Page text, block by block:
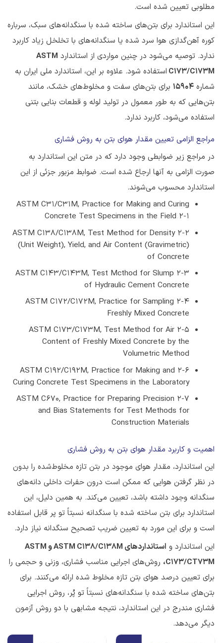
مطلوبی تعیین شده است.
این استاندارد برای بتن‌های ساخته شده با سنگدانه‌های سبک، سرباره
کوره آهن‌گدازی هوا سرد شده یا سنگدانه‌های با تخلخل زیاد کاربرد
ندارد. توصیه می‌شود در چنین مواردی از استاندارد ASTM
C173/C173M استفاده شود. علاوه بر این، استاندارد ملی ایران به
شماره 15904 برای بتن‌های سفت و مخلوط‌های خشک، مانند
بتن‌هایی که به طور معمول در تولید لوله و قطعات بنایی بتنی
استفاده می‌شود، کاربرد ندارد.
مراجع الزامی تعیین مقدار هوای بتن به روش فشاری
در مراجع زیر ضوابطی وجود دارد که در متن این استاندارد به
صورت الزامی به آنها ارجاع شده است. ضوابط مزبور جزئی از این
استاندارد محسوب می‌شوند.
ASTM C31/C31M, Practice for Making and Curing
Concrete Test Specimens in the Field 2-1
2-2 ASTM C138/C138M, Test Method for Density
(Unit Weight), Yield, and Air Content (Gravimetric)
of Concrete
2-3 ASTM C143/C143M, Test Mcthod for Slump
of Hydraulic Cement Concrete
2-4 ASTM C172/C172M, Practice for Sampling
Freshly Mixed Concrete
2-5 ASTM C173/C173M, Test Method for Air
Content of Freshly Mixed Concrete by the
Volumetric Method
2-6 ASTM C192/C192M, Practice for Making and
Curing Concrete Test Specimens in the Laboratory
2-7 ASTM C670, Practice for Preparing Precision
and Bias Statements for Test Methods for
Construction Materials
اهمیت و کاربرد مقدار هوای بتن به روش فشاری
این استاندارد، مقدار هوای موجود در بتن تازه مخلوط‌شده را بدون
در نظر گرفتن هوایی که ممکن است درون حفرات داخلی دانه‌های
سنگدانه وجود داشته باشد، تعیین می‌کند. به همین دلیل، این
استاندارد برای بتن ساخته شده با سنگدانه نسبتاً تو پر قابل استفاده
است و برای این مورد به تعیین ضریب تصحیح سنگدانه نیاز دارد.
این استاندارد و
استانداردهای ASTM C138/C138M و ASTM
C173/CT73M، روش‌های اجرایی مناسب فشاری، وزنی و حجمی را
برای تعیین درصد هوای بتن تازه مخلوط شده ارائه می‌کنند. برای
بتن‌های ساخته شده با سنگدانه‌های نسبتاً تو پُر، روش اجرایی
فشاری مندرج در این استاندارد، نتیجه مشابهی با دو روش آزمون
دیگر می‌دهد.